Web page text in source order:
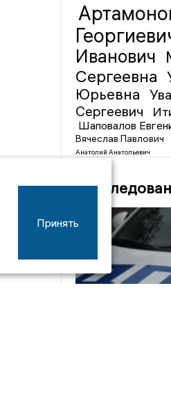
Иванович
Сергеевна
Юрьевна
Сергеевич
Шаповалов
Вячеслав Павлович
Анатолий Анатольевич
Принять